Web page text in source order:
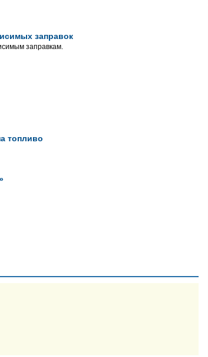
заправок
заправкам.
топливо